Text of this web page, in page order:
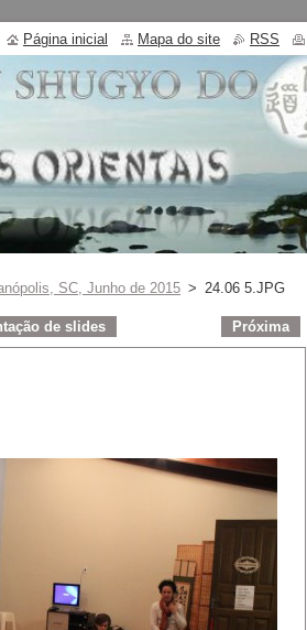
SC, Junho de 2015 > 24.06 5.JPG
de slides Próxima
Página inicial Mapa do site RSS